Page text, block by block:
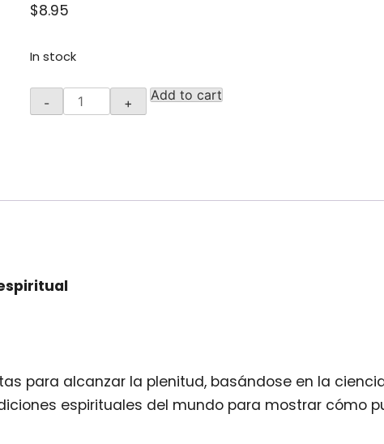
$8.95
In stock
siete
- + Add to cart
para alcanzar la plenitud, basándose en la
espirituales del mundo para mostrar cómo